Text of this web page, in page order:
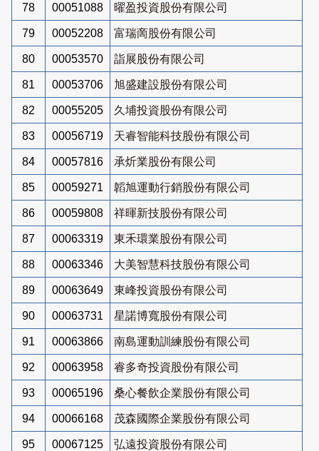
78 00051088 曜盈投資股份有限公司
79 00052208 富瑞啇股份有限公司
80 00053570 詣展股份有限公司
81 00053706 旭盛建設股份有限公司
82 00055205 久埔投資股份有限公司
83 00056719 天睿智能科技股份有限公司
84 00057816 承炘業股份有限公司
85 00059271 韜旭運動行銷股份有限公司
86 00059808 祥暉新技股份有限公司
87 00063319 東禾環業股份有限公司
88 00063346 大美智慧科技股份有限公司
89 00063649 東峰投資股份有限公司
90 00063731 星諾博寬股份有限公司
91 00063866 南島運動訓練股份有限公司
92 00063958 睿多奇投資股份有限公司
93 00065196 桑心餐飲企業股份有限公司
94 00066168 茂森國際企業股份有限公司
95 00067125 弘遠投資股份有限公司